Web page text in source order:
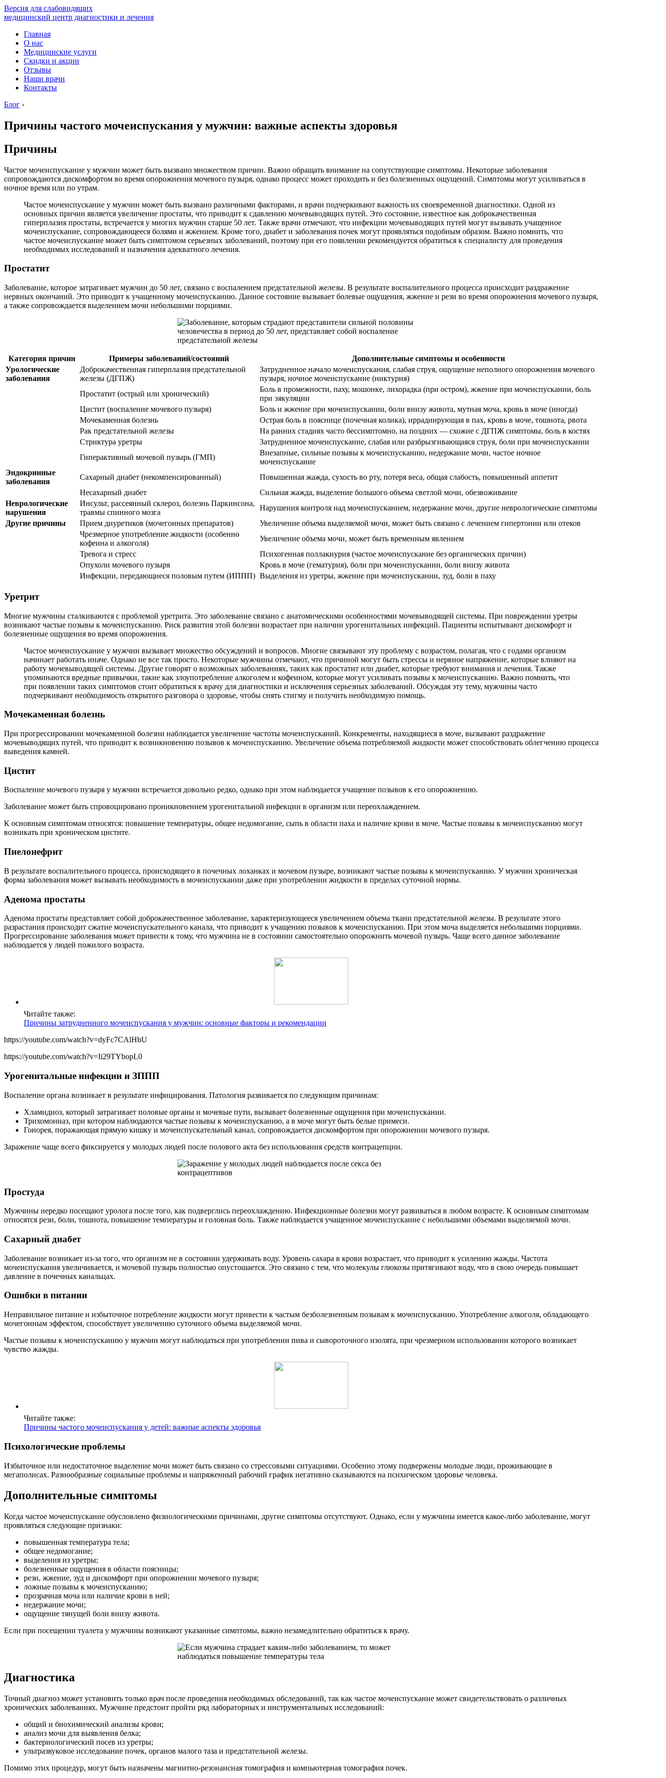
Версия для слабовидящих
медицинский центр диагностики и лечения
Главная
О нас
Медицинские услуги
Скидки и акции
Отзывы
Наши врачи
Контакты
Блог ›
Причины частого мочеиспускания у мужчин: важные аспекты здоровья
Причины
Частое мочеиспускание у мужчин может быть вызвано множеством причин. Важно обращать внимание на сопутствующие симптомы. Некоторые заболевания
сопровождаются дискомфортом во время опорожнения мочевого пузыря, однако процесс может проходить и без болезненных ощущений. Симптомы могут усиливаться в
ночное время или по утрам.
Частое мочеиспускание у мужчин может быть вызвано различными факторами, и врачи подчеркивают важность их своевременной диагностики. Одной из
основных причин является увеличение простаты, что приводит к сдавлению мочевыводящих путей. Это состояние, известное как доброкачественная
гиперплазия простаты, встречается у многих мужчин старше 50 лет. Также врачи отмечают, что инфекции мочевыводящих путей могут вызывать учащенное
мочеиспускание, сопровождающееся болями и жжением. Кроме того, диабет и заболевания почек могут проявляться подобным образом. Важно помнить, что
частое мочеиспускание может быть симптомом серьезных заболеваний, поэтому при его появлении рекомендуется обратиться к специалисту для проведения
необходимых исследований и назначения адекватного лечения.
Простатит
Заболевание, которое затрагивает мужчин до 50 лет, связано с воспалением предстательной железы. В результате воспалительного процесса происходит раздражение
нервных окончаний. Это приводит к учащенному мочеиспусканию. Данное состояние вызывает болевые ощущения, жжение и рези во время опорожнения мочевого пузыря,
а также сопровождается выделением мочи небольшими порциями.
Категория причин Примеры заболеваний/состояний
Дополнительные симптомы и особенности
Урологические
заболевания
Доброкачественная гиперплазия предстательной
железы (ДГПЖ)
Затрудненное начало мочеиспускания, слабая струя, ощущение неполного опорожнения мочевого
пузыря, ночное мочеиспускание (никтурия)
Простатит (острый или хронический)
Боль в промежности, паху, мошонке, лихорадка (при остром), жжение при мочеиспускании, боль
при эякуляции
Цистит (воспаление мочевого пузыря)
Боль и жжение при мочеиспускании, боли внизу живота, мутная моча, кровь в моче (иногда)
Мочекаменная болезнь
Острая боль в пояснице (почечная колика), иррадиирующая в пах, кровь в моче, тошнота, рвота
Рак предстательной железы
На ранних стадиях часто бессимптомно, на поздних — схожие с ДГПЖ симптомы, боль в костях
Стриктура уретры
Затрудненное мочеиспускание, слабая или разбрызгивающаяся струя, боли при мочеиспускании
Гиперактивный мочевой пузырь (ГМП)
Внезапные, сильные позывы к мочеиспусканию, недержание мочи, частое ночное
мочеиспускание
Эндокринные
заболевания
Сахарный диабет (некомпенсированный)
Повышенная жажда, сухость во рту, потеря веса, общая слабость, повышенный аппетит
Несахарный диабет
Сильная жажда, выделение большого объема светлой мочи, обезвоживание
Неврологические
нарушения
Инсульт, рассеянный склероз, болезнь Паркинсона,
травмы спинного мозга
Нарушения контроля над мочеиспусканием, недержание мочи, другие неврологические симптомы
Другие причины
Прием диуретиков (мочегонных препаратов)
Увеличение объема выделяемой мочи, может быть связано с лечением гипертонии или отеков
Чрезмерное употребление жидкости (особенно
кофеина и алкоголя)
Увеличение объема мочи, может быть временным явлением
Тревога и стресс
Психогенная поллакиурия (частое мочеиспускание без органических причин)
Опухоли мочевого пузыря
Кровь в моче (гематурия), боли при мочеиспускании, боли внизу живота
Инфекции, передающиеся половым путем (ИППП) Выделения из уретры, жжение при мочеиспускании, зуд, боли в паху
Уретрит
Многие мужчины сталкиваются с проблемой уретрита. Это заболевание связано с анатомическими особенностями мочевыводящей системы. При повреждении уретры
возникают частые позывы к мочеиспусканию. Риск развития этой болезни возрастает при наличии урогенитальных инфекций. Пациенты испытывают дискомфорт и
болезненные ощущения во время опорожнения.
Частое мочеиспускание у мужчин вызывает множество обсуждений и вопросов. Многие связывают эту проблему с возрастом, полагая, что с годами организм
начинает работать иначе. Однако не все так просто. Некоторые мужчины отмечают, что причиной могут быть стрессы и нервное напряжение, которые влияют на
работу мочевыводящей системы. Другие говорят о возможных заболеваниях, таких как простатит или диабет, которые требуют внимания и лечения. Также
упоминаются вредные привычки, такие как злоупотребление алкоголем и кофеином, которые могут усиливать позывы к мочеиспусканию. Важно помнить, что
при появлении таких симптомов стоит обратиться к врачу для диагностики и исключения серьезных заболеваний. Обсуждая эту тему, мужчины часто
подчеркивают необходимость открытого разговора о здоровье, чтобы снять стигму и получить необходимую помощь.
Мочекаменная болезнь
При прогрессировании мочекаменной болезни наблюдается увеличение частоты мочеиспусканий. Конкременты, находящиеся в моче, вызывают раздражение
мочевыводящих путей, что приводит к возникновению позывов к мочеиспусканию. Увеличение объема потребляемой жидкости может способствовать облегчению процесса
выведения камней.
Цистит
Воспаление мочевого пузыря у мужчин встречается довольно редко, однако при этом наблюдается учащение позывов к его опорожнению.
Заболевание может быть спровоцировано проникновением урогенитальной инфекции в организм или переохлаждением.
К основным симптомам относятся: повышение температуры, общее недомогание, сыпь в области паха и наличие крови в моче. Частые позывы к мочеиспусканию могут
возникать при хроническом цистите.
Пиелонефрит
В результате воспалительного процесса, происходящего в почечных лоханках и мочевом пузыре, возникают частые позывы к мочеиспусканию. У мужчин хроническая
форма заболевания может вызывать необходимость в мочеиспускании даже при употреблении жидкости в пределах суточной нормы.
Аденома простаты
Аденома простаты представляет собой доброкачественное заболевание, характеризующееся увеличением объема ткани предстательной железы. В результате этого
разрастания происходит сжатие мочеиспускательного канала, что приводит к учащению позывов к мочеиспусканию. При этом моча выделяется небольшими порциями.
Прогрессирование заболевания может привести к тому, что мужчина не в состоянии самостоятельно опорожнить мочевой пузырь. Чаще всего данное заболевание
наблюдается у людей пожилого возраста.
Читайте также:
Причины затрудненного мочеиспускания у мужчин: основные факторы и рекомендации
https://youtube.com/watch?v=dyFc7CAlHbU
https://youtube.com/watch?v=Ii29TYbopL0
Урогенитальные инфекции и ЗППП
Воспаление органа возникает в результате инфицирования. Патология развивается по следующим причинам:
Хламидиоз, который затрагивает половые органы и мочевые пути, вызывает болезненные ощущения при мочеиспускании.
Трихомониаз, при котором наблюдаются частые позывы к мочеиспусканию, а в моче могут быть белые примеси.
Гонорея, поражающая прямую кишку и мочеиспускательный канал, сопровождается дискомфортом при опорожнении мочевого пузыря.
Заражение чаще всего фиксируется у молодых людей после полового акта без использования средств контрацепции.
Простуда
Мужчины нередко посещают уролога после того, как подверглись переохлаждению. Инфекционные болезни могут развиваться в любом возрасте. К основным симптомам
относятся рези, боли, тошнота, повышение температуры и головная боль. Также наблюдается учащенное мочеиспускание с небольшими объемами выделяемой мочи.
Сахарный диабет
Заболевание возникает из-за того, что организм не в состоянии удерживать воду. Уровень сахара в крови возрастает, что приводит к усилению жажды. Частота
мочеиспускания увеличивается, и мочевой пузырь полностью опустошается. Это связано с тем, что молекулы глюкозы притягивают воду, что в свою очередь повышает
давление в почечных канальцах.
Ошибки в питании
Неправильное питание и избыточное потребление жидкости могут привести к частым безболезненным позывам к мочеиспусканию. Употребление алкоголя, обладающего
мочегонным эффектом, способствует увеличению суточного объема выделяемой мочи.
Частые позывы к мочеиспусканию у мужчин могут наблюдаться при употреблении пива и сывороточного изолята, при чрезмерном использовании которого возникает
чувство жажды.
Читайте также:
Причины частого мочеиспускания у детей: важные аспекты здоровья
Психологические проблемы
Избыточное или недостаточное выделение мочи может быть связано со стрессовыми ситуациями. Особенно этому подвержены молодые люди, проживающие в
мегаполисах. Разнообразные социальные проблемы и напряженный рабочий график негативно сказываются на психическом здоровье человека.
Дополнительные симптомы
Когда частое мочеиспускание обусловлено физиологическими причинами, другие симптомы отсутствуют. Однако, если у мужчины имеется какое-либо заболевание, могут
проявляться следующие признаки:
повышенная температура тела;
общее недомогание;
выделения из уретры;
болезненные ощущения в области поясницы;
рези, жжение, зуд и дискомфорт при опорожнении мочевого пузыря;
ложные позывы к мочеиспусканию;
прозрачная моча или наличие крови в ней;
недержание мочи;
ощущение тянущей боли внизу живота.
Если при посещении туалета у мужчины возникают указанные симптомы, важно незамедлительно обратиться к врачу.
Диагностика
Точный диагноз может установить только врач после проведения необходимых обследований, так как частое мочеиспускание может свидетельствовать о различных
хронических заболеваниях. Мужчине предстоит пройти ряд лабораторных и инструментальных исследований:
общий и биохимический анализы крови;
анализ мочи для выявления белка;
бактериологический посев из уретры;
ультразвуковое исследование почек, органов малого таза и предстательной железы.
Помимо этих процедур, могут быть назначены магнитно-резонансная томография и компьютерная томография почек.